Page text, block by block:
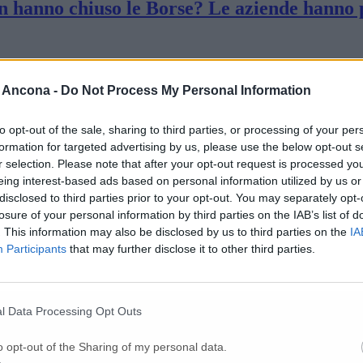
- Do Not Process My Personal Information
opt-out of the sale, sharing to third parties, or processing of your
for targeted advertising by us, please use the below opt-out
selection. Please note that after your opt-out request is processed
interest-based ads based on personal information utilized by us
to third parties prior to your opt-out. You may separately
of your personal information by third parties on the IAB’s list of
This information may also be disclosed by us to third parties on the
Participants that may further disclose it to other third parties.
Data Processing Opt Outs
opt-out of the Sharing of my personal data.
chiuso le Borse? Le aziende hanno
scolastico»
controlli per le navi in arrivo»
vicina alla paralisi»
processo per il ponte crollato in A14
le misure di prevenzione in carcere»